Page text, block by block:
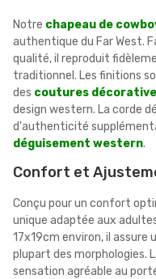
Notre chapeau de
authentique du Far West.
qualité, il reproduit
traditionnel. Les finitions
des coutures
design western. La corde
d'authenticité
déguisement western.
Confort et
Conçu pour un confort
unique adaptée aux
17x19cm environ, il
plupart des morphologies.
sensation agréable au